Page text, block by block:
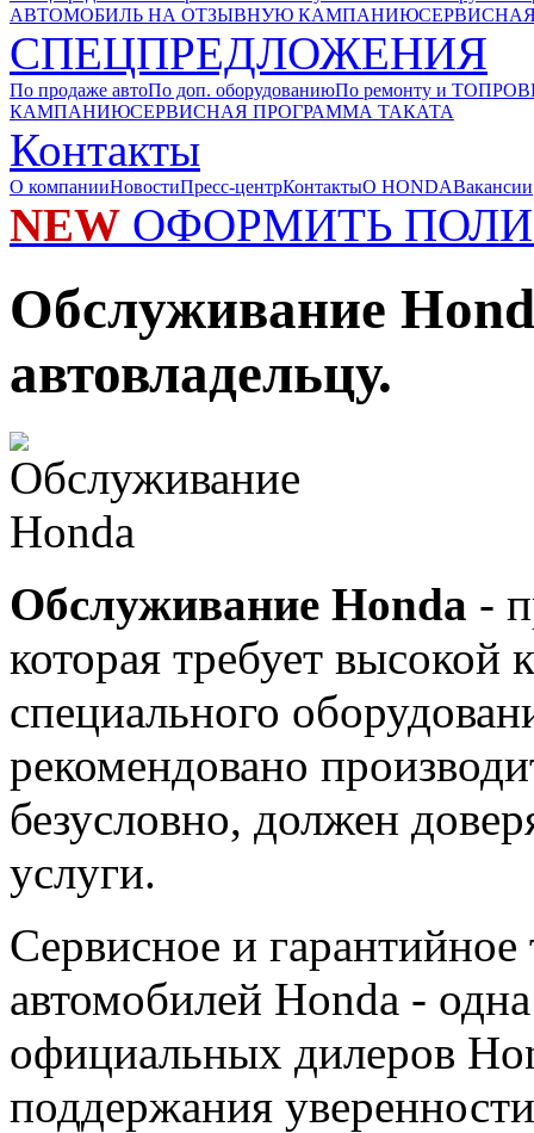
АВТОМОБИЛЬ НА ОТЗЫВНУЮ КАМПАНИЮ
СПЕЦПРЕДЛОЖЕНИЯ
По продаже автоПо доп. оборудованиюПо ремонту и ТО
КАМПАНИЮСЕРВИСНАЯ ПРОГРАММА ТАКАТА
Контакты
О компанииНовостиПресс-центрКонтактыО HONDAВакансии
NEW ОФОРМИТЬ
Обслуживание
автовладельцу.
Обслуживание Honda -
которая требует высокой
специального
рекомендовано
безусловно, должен
услуги.
Сервисное и
автомобилей Honda -
официальных дилеров
поддержания